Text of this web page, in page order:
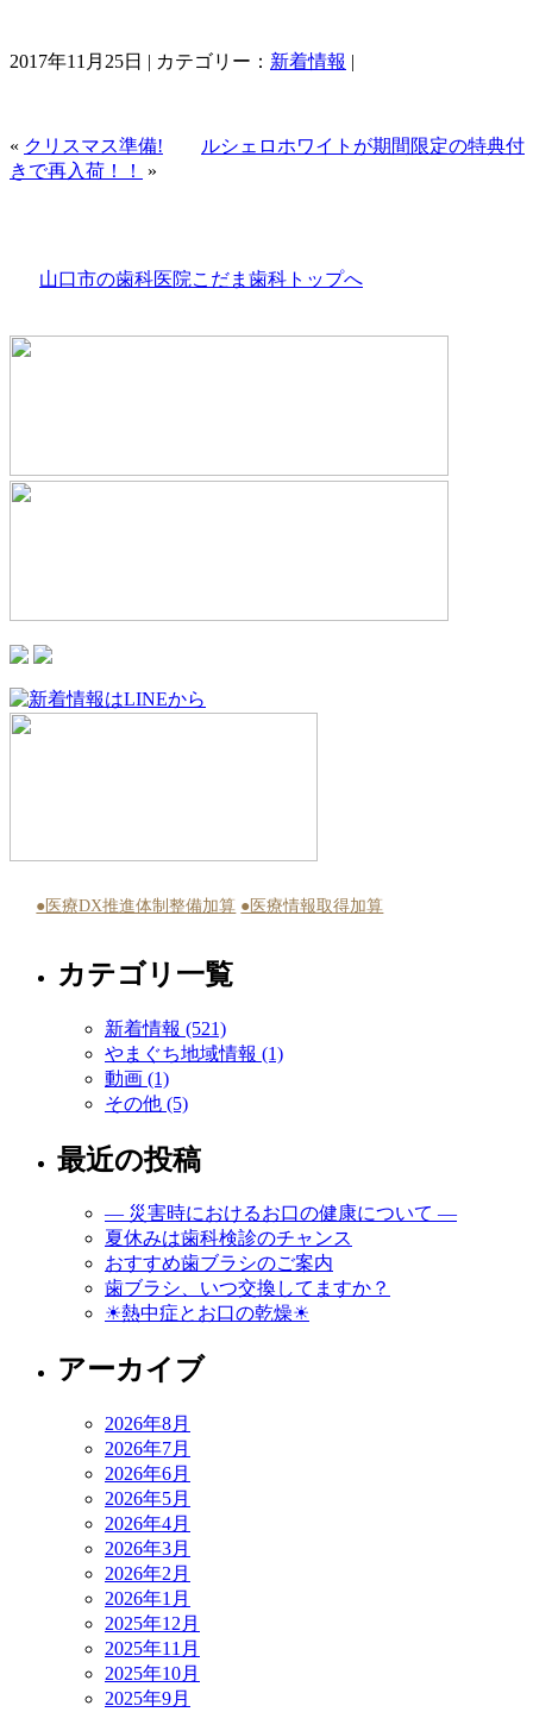
2017年11月25日 | カテゴリー： 新着情報 |
« クリスマス準備!
ルシェロホワイトが期間限定の特典付
きで再入荷！！
»
山口市の歯科医院こだま歯科トップへ
●医療DX推進体制整備加算 ●医療情報取得加算
カテゴリ一覧
新着情報 (521)
やまぐち地域情報 (1)
動画 (1)
その他 (5)
最近の投稿
― 災害時におけるお口の健康について ―
夏休みは歯科検診のチャンス
おすすめ歯ブラシのご案内
歯ブラシ、いつ交換してますか？
☀熱中症とお口の乾燥☀
アーカイブ
2026年8月
2026年7月
2026年6月
2026年5月
2026年4月
2026年3月
2026年2月
2026年1月
2025年12月
2025年11月
2025年10月
2025年9月